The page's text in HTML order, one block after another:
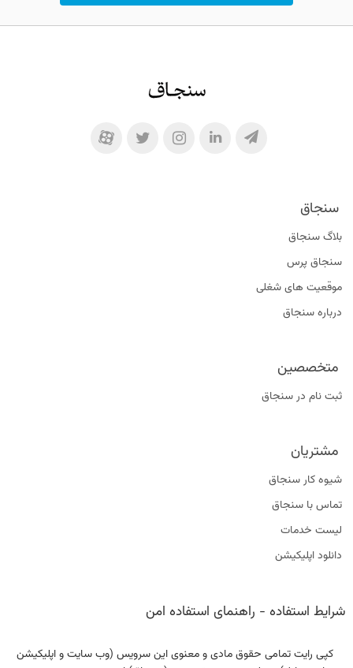
سنجاق
بلاگ سنجاق
سنجاق پرس
موقعیت‌ های شغلی
درباره سنجاق
متخصصین
ثبت نام در سنجاق
مشتریان
شیوه کار سنجاق
تماس با سنجاق
لیست خدمات
دانلود اپلیکیشن
کپی رایت تمامی حقوق مادی و معنوی این سرویس (وب سایت و اپلیکیشن
شرایط استفاده - راهنمای استفاده امن